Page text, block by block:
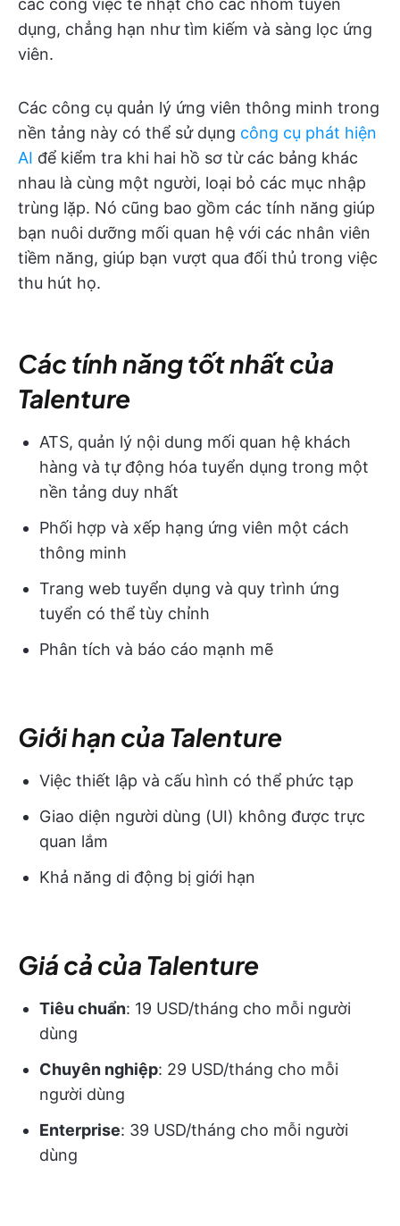
các công việc tẻ nhạt cho các nhóm tuyển
dụng, chẳng hạn như tìm kiếm và sàng lọc ứng
viên.
Các công cụ quản lý ứng viên thông minh trong
nền tảng này có thể sử dụng công cụ phát hiện
AI để kiểm tra khi hai hồ sơ từ các bảng khác
nhau là cùng một người, loại bỏ các mục nhập
trùng lặp. Nó cũng bao gồm các tính năng giúp
bạn nuôi dưỡng mối quan hệ với các nhân viên
tiềm năng, giúp bạn vượt qua đối thủ trong việc
thu hút họ.
Các tính năng tốt nhất của
Talenture
ATS, quản lý nội dung mối quan hệ khách
hàng và tự động hóa tuyển dụng trong một
nền tảng duy nhất
Phối hợp và xếp hạng ứng viên một cách
thông minh
Trang web tuyển dụng và quy trình ứng
tuyển có thể tùy chỉnh
Phân tích và báo cáo mạnh mẽ
Giới hạn của Talenture
Việc thiết lập và cấu hình có thể phức tạp
Giao diện người dùng (UI) không được trực
quan lắm
Khả năng di động bị giới hạn
Giá cả của Talenture
Tiêu chuẩn: 19 USD/tháng cho mỗi người
dùng
Chuyên nghiệp: 29 USD/tháng cho mỗi
người dùng
Enterprise: 39 USD/tháng cho mỗi người
dùng